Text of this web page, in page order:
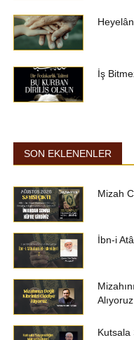
Heyelân
İş
SON EKLENENLER
Mizah
İbn-i
Alıyoruz
Kutsala